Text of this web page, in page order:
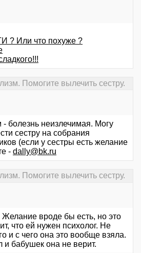
? Или что похуже ?
Помогите вылечить сестру.
- болезнь неизлечимая. Могу
сестру на собрания
(если у сестры есть желание
- dally@bk.ru
Помогите вылечить сестру.
вроде бы есть, но это
что ей нужен психолог. Не
и с чего она это вообще взяла.
и бабушек она не верит.